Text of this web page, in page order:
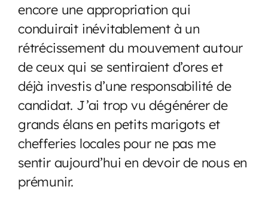
encore une appropriation qui
conduirait inévitablement à un
rétrécissement du mouvement autour
de ceux qui se sentiraient d’ores et
déjà investis d’une responsabilité de
candidat. J’ai trop vu dégénérer de
grands élans en petits marigots et
chefferies locales pour ne pas me
sentir aujourd’hui en devoir de nous en
prémunir.